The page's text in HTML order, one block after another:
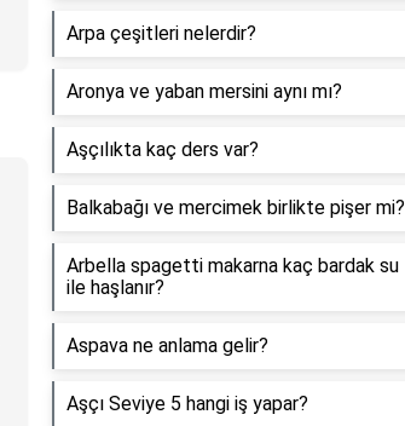
Arpa çeşitleri nelerdir?
Aronya ve yaban mersini aynı mı?
Aşçılıkta kaç ders var?
Balkabağı ve mercimek birlikte pişer mi?
Arbella spagetti makarna kaç bardak su
ile haşlanır?
Aspava ne anlama gelir?
Aşçı Seviye 5 hangi iş yapar?